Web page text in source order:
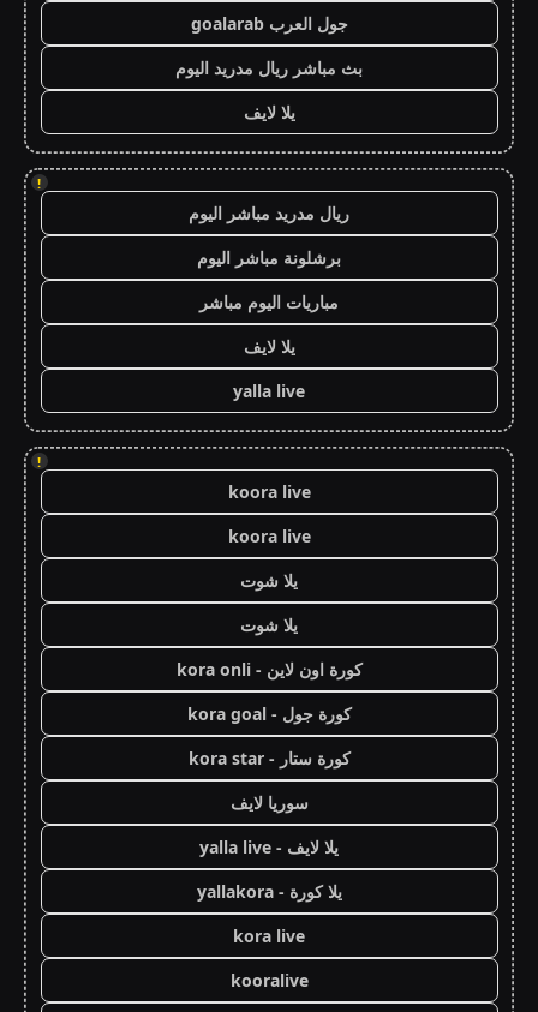
جول العرب goalarab
بث مباشر ريال مدريد اليوم
يلا لايف
!
ريال مدريد مباشر اليوم
برشلونة مباشر اليوم
مباريات اليوم مباشر
يلا لايف
yalla live
!
koora live
koora live
يلا شوت
يلا شوت
كورة اون لاين - kora onli
كورة جول - kora goal
كورة ستار - kora star
سوريا لايف
يلا لايف - yalla live
يلا كورة - yallakora
kora live
kooralive